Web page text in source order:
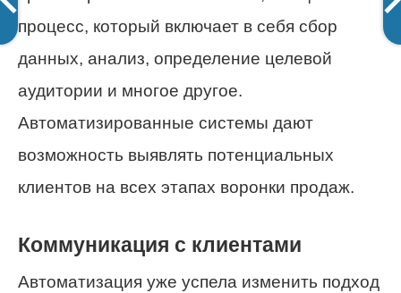
процесс, который включает в себя сбор
данных, анализ, определение целевой
аудитории и многое другое.
Автоматизированные системы дают
возможность выявлять потенциальных
клиентов на всех этапах воронки продаж.
Коммуникация с клиентами
Автоматизация уже успела изменить подход